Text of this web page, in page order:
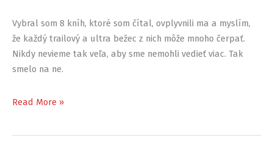
Vybral som 8 kníh, ktoré som čítal, ovplyvnili ma a myslím,
že každý trailový a ultra bežec z nich môže mnoho čerpať.
Nikdy nevieme tak veľa, aby sme nemohli vedieť viac. Tak
smelo na ne.
8
Read More »